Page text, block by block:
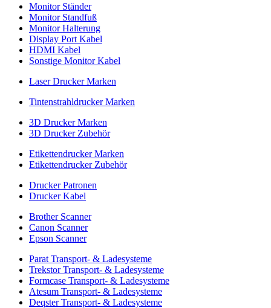
Monitor Ständer
Monitor Standfuß
Monitor Halterung
Display Port Kabel
HDMI Kabel
Sonstige Monitor Kabel
Laser Drucker Marken
Tintenstrahldrucker Marken
3D Drucker Marken
3D Drucker Zubehör
Etikettendrucker Marken
Etikettendrucker Zubehör
Drucker Patronen
Drucker Kabel
Brother Scanner
Canon Scanner
Epson Scanner
Parat Transport- & Ladesysteme
Trekstor Transport- & Ladesysteme
Formcase Transport- & Ladesysteme
Atesum Transport- & Ladesysteme
Deqster Transport- & Ladesysteme